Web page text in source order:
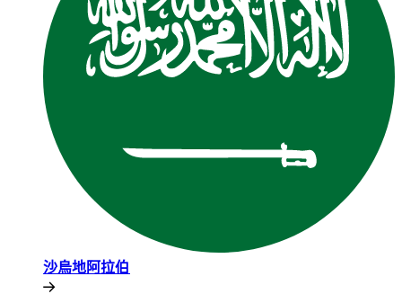
沙烏地阿拉伯​​